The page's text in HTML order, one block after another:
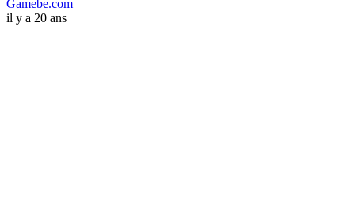
Gamebe.com
il y a 20 ans